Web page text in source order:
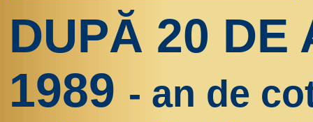
DUPĂ 20 DE
1989 - an de